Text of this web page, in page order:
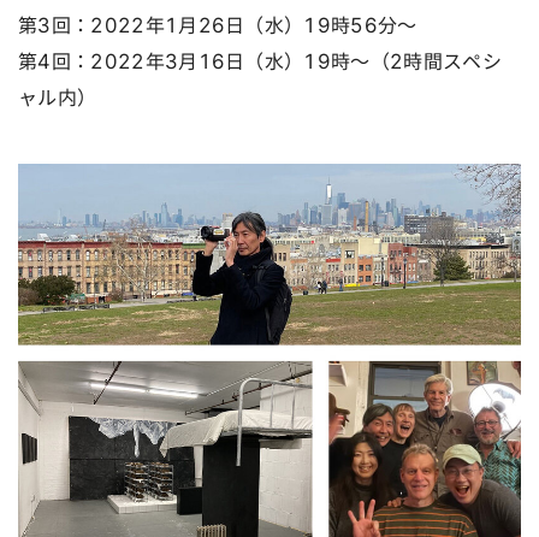
第3回：2022年1月26日（水）19時56分～
第4回：2022年3月16日（水）19時～（2時間スペシ
ャル内）